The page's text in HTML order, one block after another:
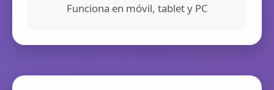
Funciona en móvil, tablet y PC